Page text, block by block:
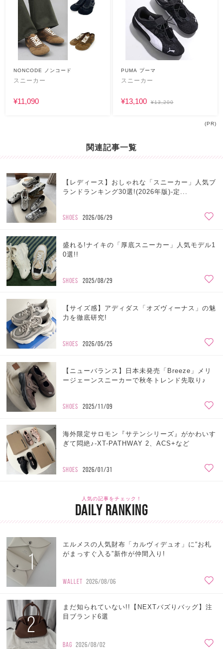
NONCODE ノンコード
スニーカー
¥11,090
PUMA プーマ
スニーカー
¥13,100 ¥13,200
(PR)
関連記事一覧
【レディース】おしゃれな「スニーカー」人気ブ
ランドランキング30選!(2026年版)-定...
SHOES 2026/06/29
盛れる!ナイキの「厚底スニーカー」人気モデル1
0選!!
SHOES 2025/08/29
【サイズ感】アディダス「オズヴィーナス」の魅
力を徹底研究!
SHOES 2026/05/25
【ニューバランス】日本未発売「Breeze」メリ
ージェーンスニーカーで秋冬トレンド先取り♪
SHOES 2025/11/09
海外限定サロモン『サテンシリーズ』がかわいす
ぎて悶絶♪-XT-PATHWAY 2、ACS+など
SHOES 2026/01/31
人気の記事をチェック！
DAILY RANKING
1
エルメスの人気財布「カルヴィデュオ」に“お札
がまっすぐ入る”新作が仲間入り!
WALLET 2026/08/06
2
まだ知られていない!!【NEXTバズりバッグ】注
目ブランド6選
BAG 2026/08/02